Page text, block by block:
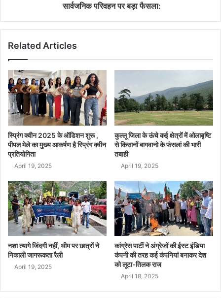
सार्वजनिक परिवहन पर बड़ा फैसला:
Related Articles
स्प्रिंग क्वीन 2025 के ऑडिशन शुरू ,
पीपल मेले का मुख्य आकर्षण है स्प्रिंग क्वीन
प्रतियोगिता
April 19, 2025
कुल्लू जिला के ऊंचे कई क्षेत्रों में ओलाबृष्टि
से किसानों बागवानो के फंसलां की भारी
तबाही
April 19, 2025
नशा त्यागे जिंदगी नहीं, थीम पर छात्रों ने
निकाली जागरूकता रैली
April 19, 2025
कांग्रेस पार्टी ने अंग्रेजों की ईस्ट इंडिया
कंपनी की तरह कई कंपनियां बनाकर देश
को लूटा-तिलक राज
April 18, 2025